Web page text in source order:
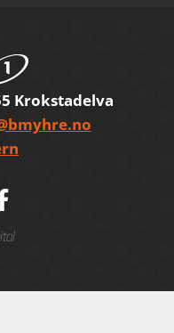
Krokstadelva